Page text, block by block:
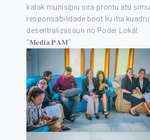
katak munisípiu sira prontu atu simu
responsabilidade boot liu iha kuadru
desentralizasaun no Poder Lokál.
“𝐌𝐞𝐝𝐢𝐚 𝐏𝐀𝐌”